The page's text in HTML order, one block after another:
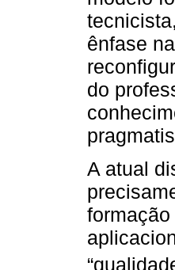
ênfase
do
A atual